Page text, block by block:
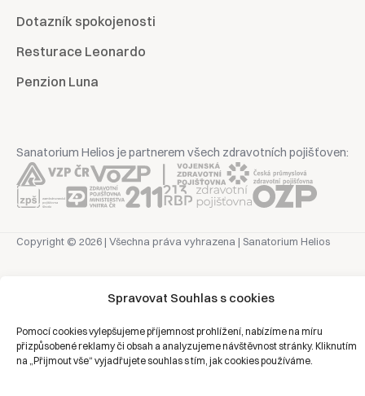
Spravovat Souhlas s cookies
Pomocí cookies vylepšujeme příjemnost prohlížení, nabízíme na míru
přizpůsobené reklamy či obsah a analyzujeme návštěvnost stránky. Kliknutím
na „Přijmout vše“ vyjadřujete souhlas s tím, jak cookies používáme.
Dotazník spokojenosti
Resturace Leonardo
Penzion Luna
Sanatorium Helios je partnerem všech zdravotních pojišťoven:
Copyright © 2026 | Všechna práva vyhrazena | Sanatorium Helios
Zásady cookies